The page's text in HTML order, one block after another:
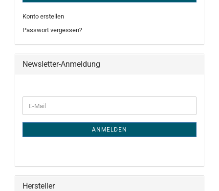
Konto erstellen
Passwort vergessen?
Newsletter-Anmeldung
ZUR
E-
Mail
ANMELDEN
Hersteller